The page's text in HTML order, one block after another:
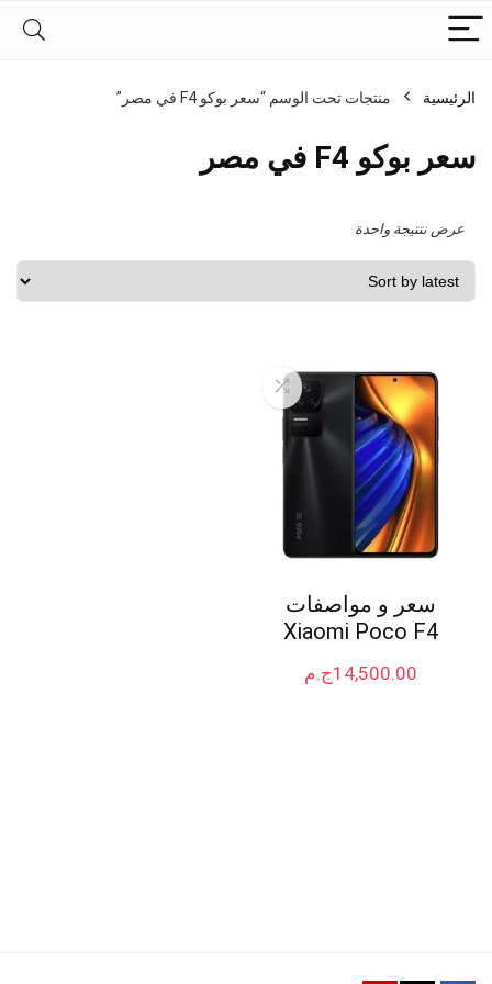
الرئيسية منتجات تحت الوسم “سعر بوكو F4 في مصر”
سعر بوكو F4 في مصر
عرض نتتيجة واحدة
سعر و مواصفات
Xiaomi Poco F4
ج.م14,500.00